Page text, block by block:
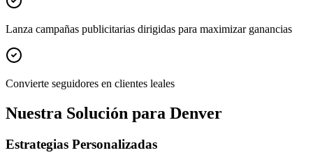
Lanza campañas publicitarias dirigidas para maximizar ganancias
Convierte seguidores en clientes leales
Nuestra Solución para Denver
Estrategias Personalizadas